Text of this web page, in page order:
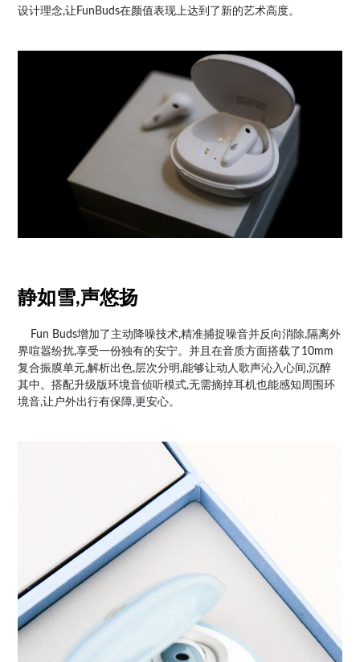
设计理念,让FunBuds在颜值表现上达到了新的艺术高度。
静如雪,声悠扬
Fun Buds增加了主动降噪技术,精准捕捉噪音并反向消除,隔离外
界喧嚣纷扰,享受一份独有的安宁。并且在音质方面搭载了10mm
复合振膜单元,解析出色,层次分明,能够让动人歌声沁入心间,沉醉
其中。搭配升级版环境音侦听模式,无需摘掉耳机也能感知周围环
境音,让户外出行有保障,更安心。